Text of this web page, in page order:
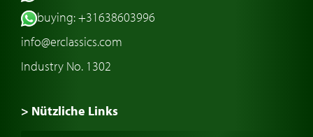
buying: +31638603996
info@erclassics.com
Industry No. 1302
> Nützliche Links